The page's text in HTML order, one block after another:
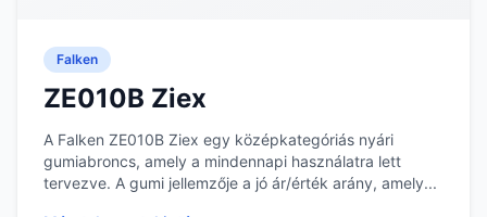
Falken
ZE010B Ziex
A Falken ZE010B Ziex egy középkategóriás nyári
gumiabroncs, amely a mindennapi használatra lett
tervezve. A gumi jellemzője a jó ár/érték arány, amely...